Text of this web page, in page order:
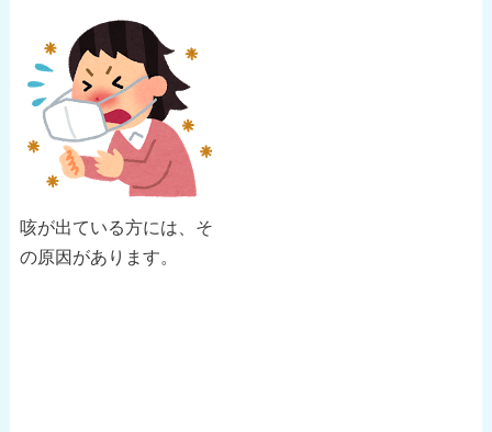
咳が出ている方には、そ
の原因があります。